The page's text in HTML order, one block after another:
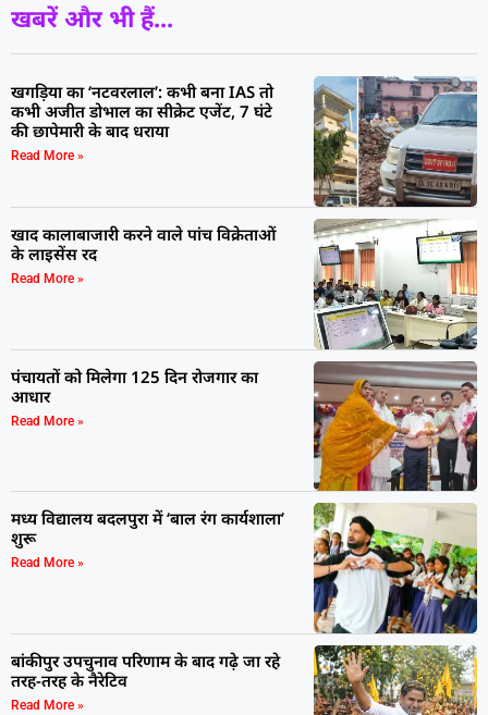
खबरें और भी हैं...
खगड़िया का ‘नटवरलाल’: कभी बना IAS तो
कभी अजीत डोभाल का सीक्रेट एजेंट, 7 घंटे
की छापेमारी के बाद धराया
Read More »
खाद कालाबाजारी करने वाले पांच विक्रेताओं
के लाइसेंस रद
Read More »
पंचायतों को मिलेगा 125 दिन रोजगार का
आधार
Read More »
मध्य विद्यालय बदलपुरा में ‘बाल रंग कार्यशाला’
शुरू
Read More »
बांकीपुर उपचुनाव परिणाम के बाद गढ़े जा रहे
तरह-तरह के नैरेटिव
Read More »